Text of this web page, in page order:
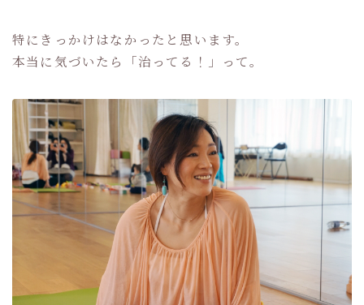
特にきっかけはなかったと思います。
本当に気づいたら「治ってる！」って。